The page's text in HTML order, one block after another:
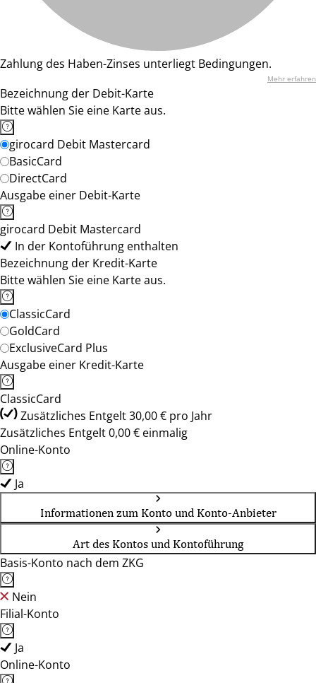
Zahlung des Haben-Zinses unterliegt Bedingungen.
Mehr erfahren
Bezeichnung der Debit-Karte
Bitte wählen Sie eine Karte aus.
girocard Debit Mastercard
BasicCard
DirectCard
Ausgabe einer Debit-Karte
girocard Debit Mastercard
In der Kontoführung enthalten
Bezeichnung der Kredit-Karte
Bitte wählen Sie eine Karte aus.
ClassicCard
GoldCard
ExclusiveCard Plus
Ausgabe einer Kredit-Karte
ClassicCard
Zusätzliches Entgelt 30,00 € pro Jahr
Zusätzliches Entgelt 0,00 € einmalig
Online-Konto
Ja
Informationen zum Konto und Konto-Anbieter
Art des Kontos und Kontoführung
Basis-Konto nach dem ZKG
Nein
Filial-Konto
Ja
Online-Konto